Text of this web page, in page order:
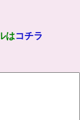
はコチラ